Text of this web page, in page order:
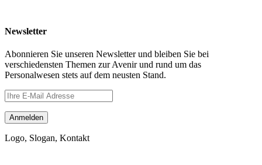
Newsletter
Abonnieren Sie unseren Newsletter und bleiben Sie bei
verschiedensten Themen zur Avenir und rund um das
Personalwesen stets auf dem neusten Stand.
Logo, Slogan, Kontakt